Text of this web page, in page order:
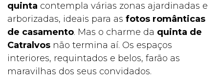
quinta contempla várias zonas ajardinadas e
arborizadas, ideais para as fotos românticas
de casamento. Mas o charme da quinta de
Catralvos não termina aí. Os espaços
interiores, requintados e belos, farão as
maravilhas dos seus convidados.